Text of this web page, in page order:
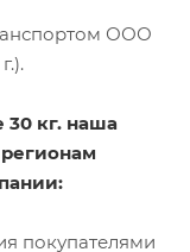
ООО
30 кг. наша
покупателями